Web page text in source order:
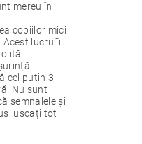
mereu în
copiilor mici
lucru îi
cel puțin 3
Nu sunt
semnalele și
uscați tot